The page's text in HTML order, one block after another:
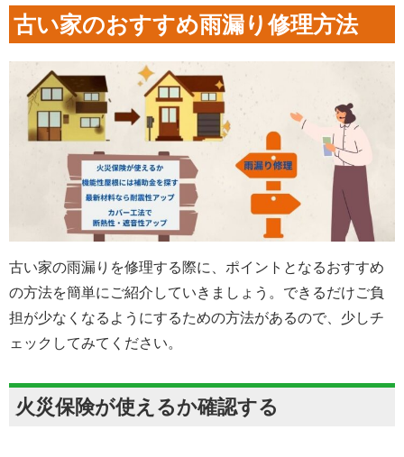
古い家のおすすめ雨漏り修理方法
古い家の雨漏りを修理する際に、ポイントとなるおすすめ
の方法を簡単にご紹介していきましょう。できるだけご負
担が少なくなるようにするための方法があるので、少しチ
ェックしてみてください。
火災保険が使えるか確認する